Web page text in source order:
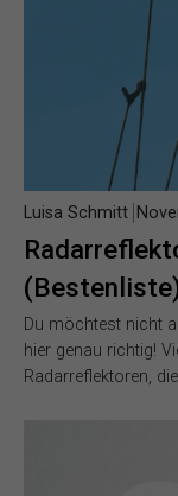
Luisa Schmitt
Du möchtest nicht
hier genau richtig!
Radarreflektoren,